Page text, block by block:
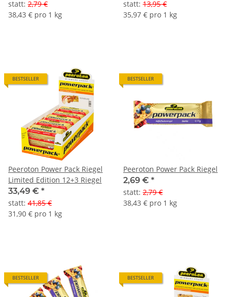
statt: 2,79 €
38,43 € pro 1 kg
statt: 13,95 €
35,97 € pro 1 kg
BESTSELLER
Peeroton Power Pack Riegel
Limited Edition 12+3 Riegel
33,49 € *
statt: 41,85 €
31,90 € pro 1 kg
BESTSELLER
Peeroton Power Pack Riegel
2,69 € *
statt: 2,79 €
38,43 € pro 1 kg
BESTSELLER BESTSELLER